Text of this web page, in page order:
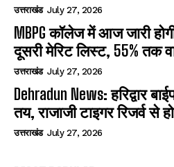
उत्तराखंड July 27, 2026
MBPG कॉलेज में आज जारी
दूसरी मेरिट लिस्ट, 55% तक
उत्तराखंड July 27, 2026
Dehradun News: हरिद्वार
तय, राजाजी टाइगर रिजर्व से
उत्तराखंड July 27, 2026